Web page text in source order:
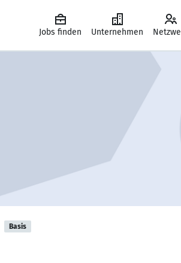
Jobs finden Unternehmen
Basis